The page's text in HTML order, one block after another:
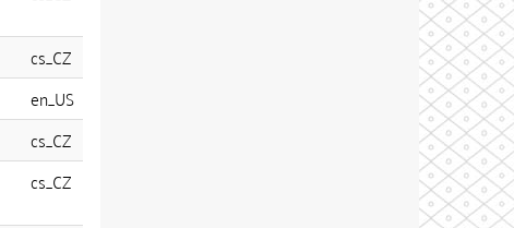
cs_CZ
en_US
cs_CZ
cs_CZ